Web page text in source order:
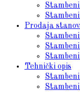
Prodaja
Tehnički opis